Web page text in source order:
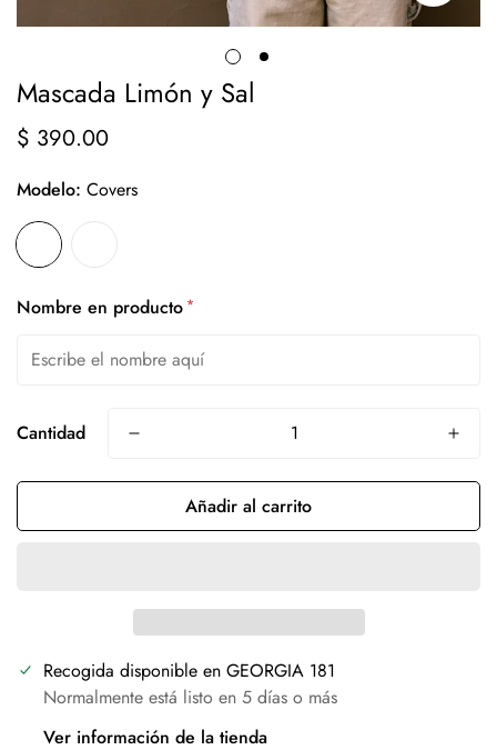
Mascada Limón y Sal
Precio
$ 390.00
Modelo: Covers
Nombre en producto *
Cantidad
Añadir al carrito
Recogida disponible en GEORGIA 181
Normalmente está listo en 5 días o más
Ver información de la tienda